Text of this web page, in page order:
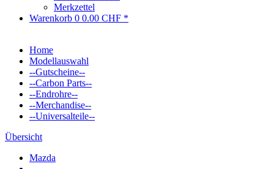
Merkzettel
Warenkorb 0 0.00 CHF *
Home
Modellauswahl
--Gutscheine--
--Carbon Parts--
--Endrohre--
--Merchandise--
--Universalteile--
Übersicht
Mazda